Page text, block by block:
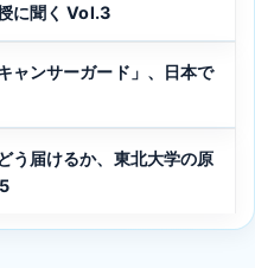
に聞く Vol.3
ャンサーガード」、日本で
う届けるか、東北大学の原